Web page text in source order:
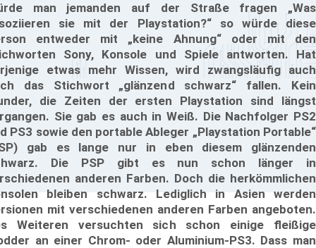
man jemanden auf der Straße fragen „Was
sie mit der Playstation?“ so würde diese
entweder mit „keine Ahnung“ oder mit den
Sony, Konsole und Spiele antworten. Hat
etwas mehr Wissen, wird zwangsläufig auch
das Stichwort „glänzend schwarz“ fallen. Kein
die Zeiten der ersten Playstation sind längst
Sie gab es auch in Weiß. Die Nachfolger PS2
PS3 sowie den portable Ableger „Playstation Portable“
gab es lange nur in eben diesem glänzenden
Die PSP gibt es nun schon länger in
anderen Farben. Doch die herkömmlichen
bleiben schwarz. Lediglich in Asien werden
mit verschiedenen anderen Farben angeboten.
Weiteren versuchten sich schon einige fleißige
an einer Chrom- oder Aluminium-PS3. Dass man